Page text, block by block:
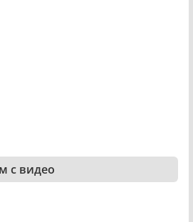
с видео